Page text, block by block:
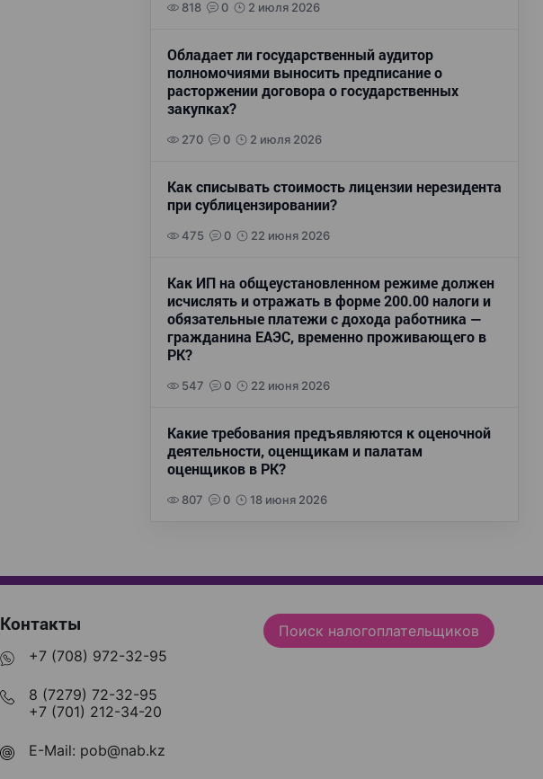
818 0 2 июля 2026
Обладает ли государственный аудитор
полномочиями выносить предписание о
расторжении договора о государственных
закупках?
270 0 2 июля 2026
Как списывать стоимость лицензии нерезидента
при сублицензировании?
475 0 22 июня 2026
Как ИП на общеустановленном режиме должен
исчислять и отражать в форме 200.00 налоги и
обязательные платежи с дохода работника —
гражданина ЕАЭС, временно проживающего в
РК?
547 0 22 июня 2026
Какие требования предъявляются к оценочной
деятельности, оценщикам и палатам
оценщиков в РК?
807 0 18 июня 2026
Контакты
+7 (708) 972-32-95
8 (7279) 72-32-95
+7 (701) 212-34-20
E-Mail: pob@nab.kz
Поиск налогоплательщиков